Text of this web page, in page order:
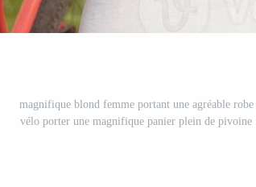
magnifique blond femme portant une agréable robe
vélo porter une magnifique panier plein de pivoine